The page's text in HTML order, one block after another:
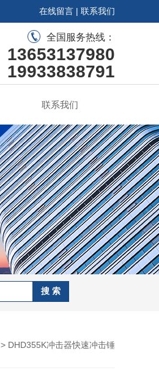
在线留言 | 联系我们
全国服务热线：
13653137980
19933838791
联系我们
> DHD355K冲击器快速冲击锤